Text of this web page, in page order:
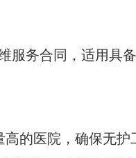
服务合同，适用具
的医院，确保无